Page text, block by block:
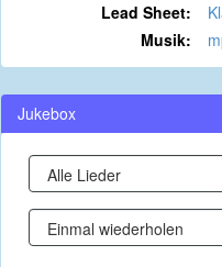
Lead Sheet:
Musik:
Jukebox